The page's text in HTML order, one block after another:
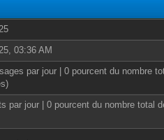
03:36 AM
par jour | 0 pourcent du nombre
par jour | 0 pourcent du nombre total